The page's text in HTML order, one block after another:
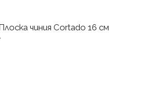
чиния Cortado 16 см